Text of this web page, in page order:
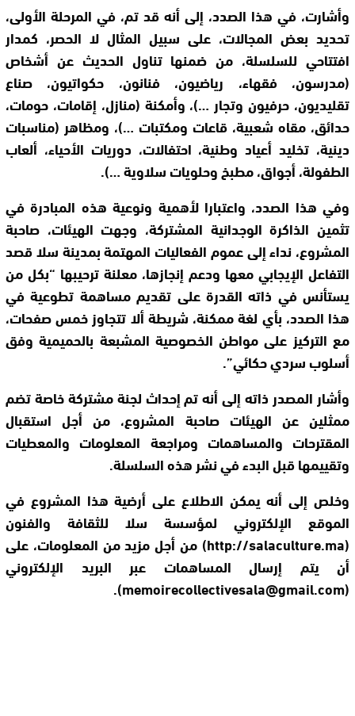
وأشارت، في هذا الصدد، إلى أنه قد تم، في المرحلة الأولى،
تحديد بعض المجالات، على سبيل المثال لا الحصر، كمدار
افتتاحي للسلسلة، من ضمنها تناول الحديث عن أشخاص
(مدرسون، فقهاء، رياضيون، فنانون، حكواتيون، صناع
تقليديون، حرفيون وتجار …)، وأمكنة (منازل، إقامات، حومات،
حدائق، مقاه شعبية، قاعات ومكتبات …)، ومظاهر (مناسبات
دينية، تخليد أعياد وطنية، احتفالات، دوريات الأحياء، ألعاب
الطفولة، أجواق، مطبخ وحلويات سلاوية …).
وفي هذا الصدد، واعتبارا لأهمية ونوعية هذه المبادرة في
تثمين الذاكرة الوجدانية المشتركة، وجهت الهيئات، صاحبة
المشروع، نداء إلى عموم الفعاليات المهتمة بمدينة سلا قصد
التفاعل الإيجابي معها ودعم إنجازها، معلنة ترحيبها “بكل من
يستأنس في ذاته القدرة على تقديم مساهمة تطوعية في
هذا الصدد، بأي لغة ممكنة، شريطة ألا تتجاوز خمس صفحات،
مع التركيز على مواطن الخصوصية المشبعة بالحميمية وفق
أسلوب سردي حكائي”.
وأشار المصدر ذاته إلى أنه تم إحداث لجنة مشتركة خاصة تضم
ممثلين عن الهيئات صاحبة المشروع، من أجل استقبال
المقترحات والمساهمات ومراجعة المعلومات والمعطيات
وتقييمها قبل البدء في نشر هذه السلسلة.
وخلص إلى أنه يمكن الاطلاع على أرضية هذا المشروع في
الموقع الإلكتروني لمؤسسة سلا للثقافة والفنون
(http://salaculture.ma) من أجل مزيد من المعلومات، على
أن يتم إرسال المساهمات عبر البريد الإلكتروني
(
memoirecollectivesala@gmail.com
).